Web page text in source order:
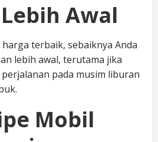
Awal
terbaik, sebaiknya Anda
lebih awal, terutama jika
pada musim liburan
Mobil